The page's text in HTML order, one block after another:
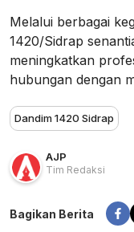
Melalui berbagai
1420/Sidrap
meningkatkan
hubungan dengan
Dandim 1420 Sidrap
AJP
Tim Redaksi
Bagikan Berita